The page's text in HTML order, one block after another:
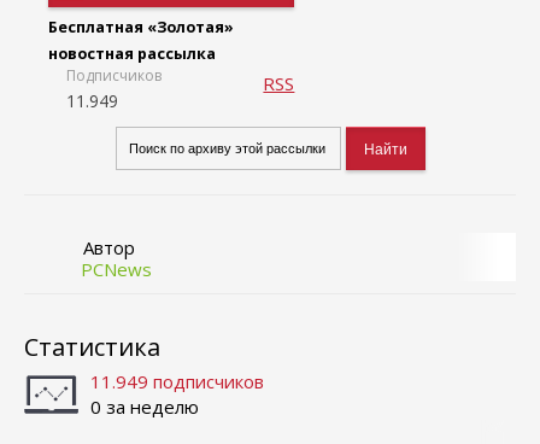
Бесплатная «Золотая»
новостная рассылка
Подписчиков
11.949
RSS
Автор
PCNews
Статистика
11.949 подписчиков
0 за неделю